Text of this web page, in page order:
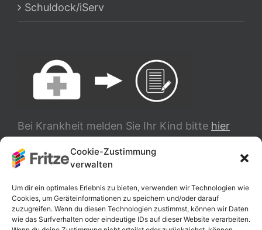
Cookie-Zustimmung
verwalten
Um dir ein optimales Erlebnis zu bieten, verwenden wir Technologien wie
Cookies, um Geräteinformationen zu speichern und/oder darauf
zuzugreifen. Wenn du diesen Technologien zustimmst, können wir Daten
wie das Surfverhalten oder eindeutige IDs auf dieser Website verarbeiten.
Schuldock/iServ
Bei Krankheit melden Sie Ihr Kind bitte hier
TRANSLATE